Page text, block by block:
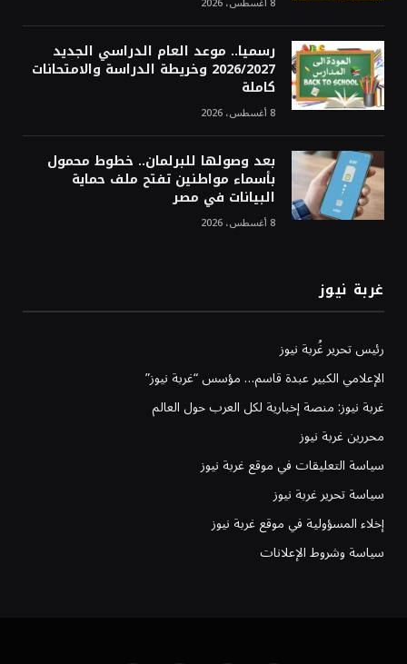
رسميا.. موعد العام الدراسي الجديد
2026/2027 وخريطة الدراسة والامتحانات
كاملة
8 أغسطس، 2026
بعد وصولها للبرلمان.. خطوط محمول
بأسماء مواطنين تفتح ملف حماية
البيانات في مصر
8 أغسطس، 2026
غربة نيوز
رئيس تحرير غُربة نيوز
الإعلامي الكبير عبدة قاسم… مؤسس “غربة نيوز”
غربة نيوز: منصة إخبارية لكل العرب حول العالم
محررين غربة نيوز
سياسة التعليقات في موقع غربة نيوز
سياسة تحرير غربة نيوز
إخلاء المسؤولية في موقع غربة نيوز
سياسة وشروط الإعلانات